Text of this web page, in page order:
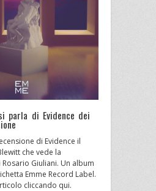
parla di Evidence dei
di Evidence il
che vede la
Giuliani. Un album
Emme Record Label.
cliccando qui.